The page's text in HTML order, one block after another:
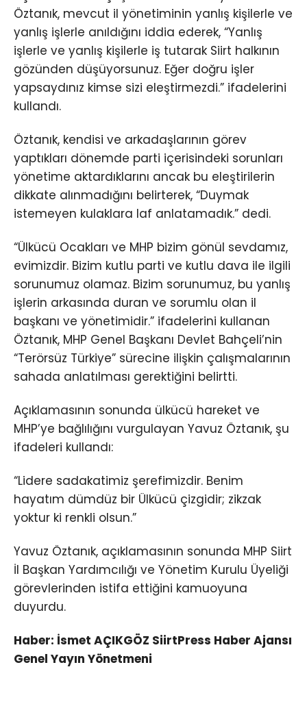
Öztanık, mevcut il yönetiminin yanlış kişilerle ve
yanlış işlerle anıldığını iddia ederek, “Yanlış
işlerle ve yanlış kişilerle iş tutarak Siirt halkının
gözünden düşüyorsunuz. Eğer doğru işler
yapsaydınız kimse sizi eleştirmezdi.” ifadelerini
kullandı.
Öztanık, kendisi ve arkadaşlarının görev
yaptıkları dönemde parti içerisindeki sorunları
yönetime aktardıklarını ancak bu eleştirilerin
dikkate alınmadığını belirterek, “Duymak
istemeyen kulaklara laf anlatamadık.” dedi.
“Ülkücü Ocakları ve MHP bizim gönül sevdamız,
evimizdir. Bizim kutlu parti ve kutlu dava ile ilgili
sorunumuz olamaz. Bizim sorunumuz, bu yanlış
işlerin arkasında duran ve sorumlu olan il
başkanı ve yönetimidir.” ifadelerini kullanan
Öztanık, MHP Genel Başkanı Devlet Bahçeli’nin
“Terörsüz Türkiye” sürecine ilişkin çalışmalarının
sahada anlatılması gerektiğini belirtti.
Açıklamasının sonunda ülkücü hareket ve
MHP’ye bağlılığını vurgulayan Yavuz Öztanık, şu
ifadeleri kullandı:
“Lidere sadakatimiz şerefimizdir. Benim
hayatım dümdüz bir Ülkücü çizgidir; zikzak
yoktur ki renkli olsun.”
Yavuz Öztanık, açıklamasının sonunda MHP Siirt
İl Başkan Yardımcılığı ve Yönetim Kurulu Üyeliği
görevlerinden istifa ettiğini kamuoyuna
duyurdu.
Haber: İsmet AÇIKGÖZ SiirtPress Haber Ajansı
Genel Yayın Yönetmeni